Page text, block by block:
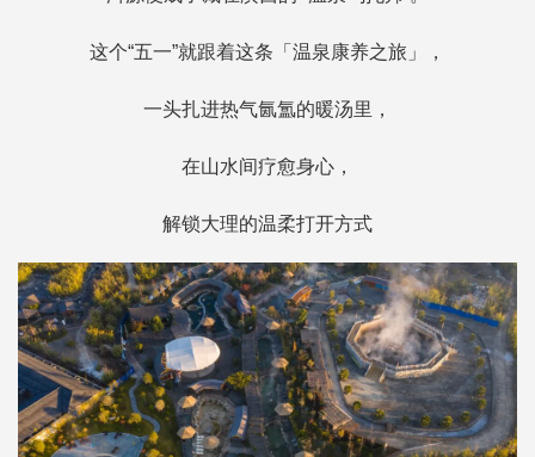
这个“五一”就跟着这条「温泉康养之旅」，
一头扎进热气氤氲的暖汤里，
在山水间疗愈身心，
解锁大理的温柔打开方式